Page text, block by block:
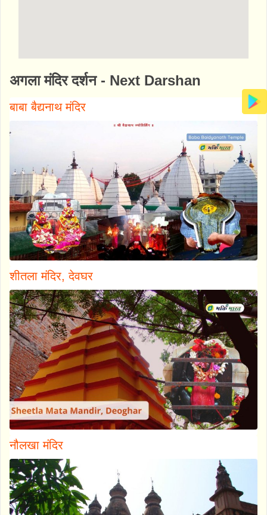
temple
अगला मंदिर दर्शन - Next Darshan
बाबा बैद्यनाथ मंदिर
शीतला मंदिर, देवघर
नौलखा मंदिर